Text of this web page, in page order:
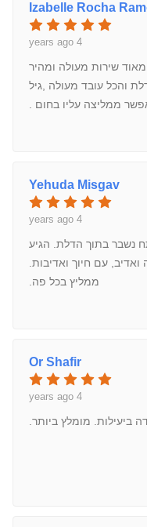
Izabelle Rocha
4 years ago
שירות מעולה ומהיר
והכל עובד מעולה ,גיל
ממליצה עליו בחום .
Yehuda Misgav
4 years ago
נשבר בתוך הדלת. הגיע
ואדיב, עם חיוך ואדיבות.
ממליץ בכל פה.
Or Shafir
4 years ago
ביעילות. מומלץ ביותר.